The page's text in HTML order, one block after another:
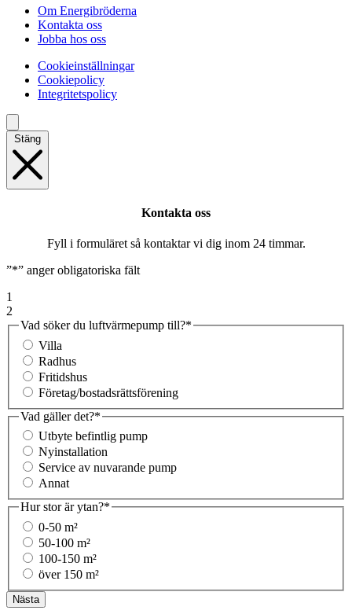
Om Energibröderna
Kontakta oss
Jobba hos oss
Cookieinställningar
Cookiepolicy
Integritetspolicy
Stäng
Kontakta oss
Fyll i formuläret så kontaktar vi dig inom 24 timmar.
”*” anger obligatoriska fält
1
2
Vad söker du luftvärmepump till?*
Villa
Radhus
Fritidshus
Företag/bostadsrättsförening
Vad gäller det?*
Utbyte befintlig pump
Nyinstallation
Service av nuvarande pump
Annat
Hur stor är ytan?*
0-50 m²
50-100 m²
100-150 m²
över 150 m²
Nästa